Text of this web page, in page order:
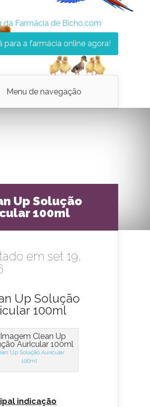
para a farmácia online agora!
Menu de navegação
Up Solução
100ml
em set 19,
Up Solução
100ml
Up Solução Auricular
100ml
indicação